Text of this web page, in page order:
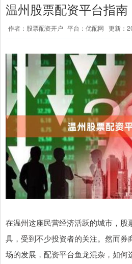
温州股票配资平台指南
作者：股票配资开户 平台：优配网 更新：
在温州这座民营经济活跃的城市，股
具，受到不少投资者的关注。然而券
场的发展，配资平台鱼龙混杂，如何